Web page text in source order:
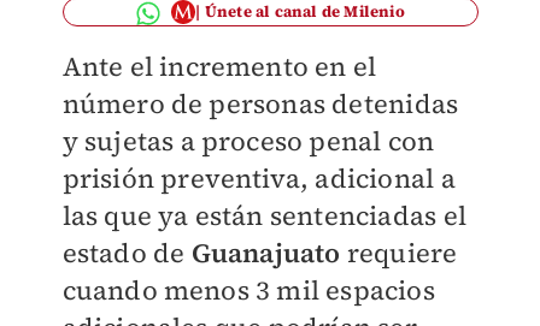
Únete al canal de Milenio
Ante el incremento en el
número de personas detenidas
y sujetas a proceso penal con
prisión preventiva, adicional a
las que ya están sentenciadas el
estado de Guanajuato requiere
cuando menos 3 mil espacios